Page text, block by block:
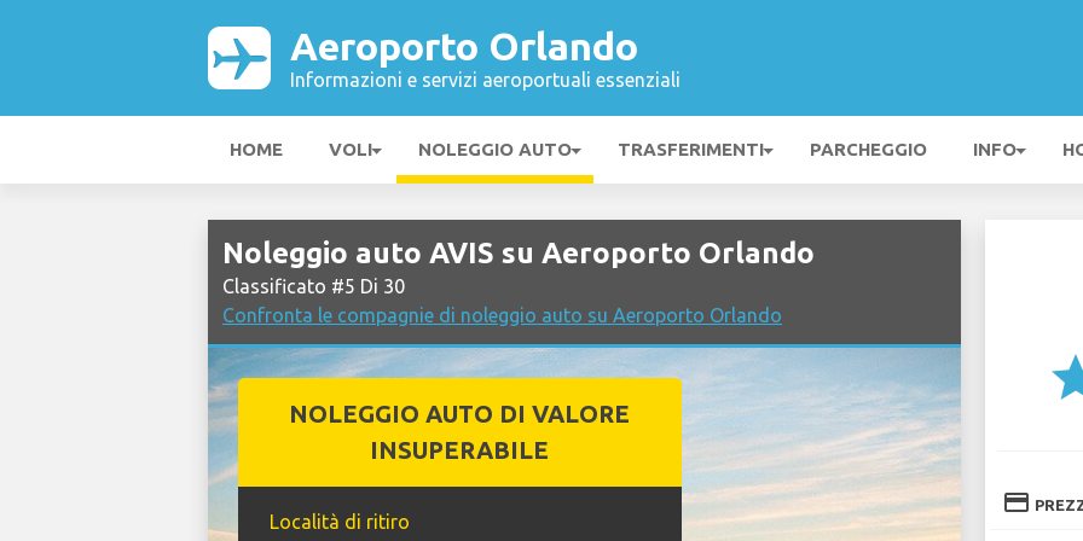
Aeroporto Orlando
Informazioni e servizi aeroportuali essenziali
HOME VOLI NOLEGGIO AUTO TRASFERIMENTI PARCHEGGIO INFO
Noleggio auto AVIS su Aeroporto Orlando
Classificato #5 Di 30
Confronta le compagnie di noleggio auto su Aeroporto Orlando
NOLEGGIO AUTO DI VALORE
INSUPERABILE
Località di ritiro
credit_card